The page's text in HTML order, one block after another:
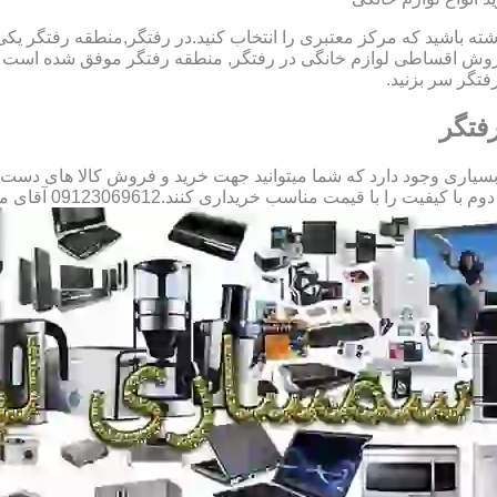
باشید که مرکز معتبری را انتخاب کنید.در رفتگر,منطقه رفتگر
اقساطی لوازم خانگی در رفتگر, منطقه رفتگر موفق شده است
سر بزنید.
وجود دارد که شما میتوانید جهت خرید و فروش کالا های دست
مناسب خریداری کنند.09123069612 آقای میثم افسری